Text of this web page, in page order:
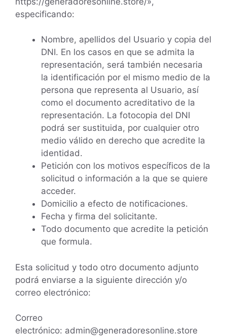
especificando:
Nombre, apellidos del Usuario y copia del
DNI. En los casos en que se admita la
representación, será también necesaria
la identificación por el mismo medio de la
persona que representa al Usuario, así
como el documento acreditativo de la
representación. La fotocopia del DNI
podrá ser sustituida, por cualquier otro
medio válido en derecho que acredite la
identidad.
Petición con los motivos específicos de la
solicitud o información a la que se quiere
acceder.
Domicilio a efecto de notificaciones.
Fecha y firma del solicitante.
Todo documento que acredite la petición
que formula.
Esta solicitud y todo otro documento adjunto
podrá enviarse a la siguiente dirección y/o
correo electrónico:
Correo
electrónico: admin@generadoresonline.store